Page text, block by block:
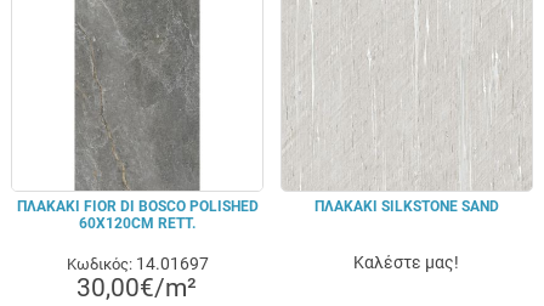
ΠΛΑΚΑΚΙ FIOR DI BOSCO POLISHED
60X120CM RETT.
Κωδικός: 14.01697
30,00€/m²
ΠΛΑΚΑΚΙ SILKSTONE SAND
Καλέστε μας!